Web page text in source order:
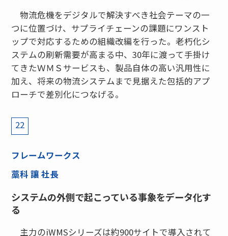
物流危機をデジタルで解決すべき社会テーマの一
つに位置づけ、サプライチェーンの課題にワンスト
ップで対応するための組織改編を行った。老朽化シ
ステムの刷新需要が高まる中、30年に渡って手掛け
てきたＷＭＳサービスも、製品自体の高い汎用性に
加え、将来の物流システムまで見据えた包括的アプ
ローチで差別化につなげる。
22
フレームワークス
藁科 讓 社長
システムの外側で起こっている事象をデータ化す
る
主力のiWMSシリーズは約900サイトで導入されて